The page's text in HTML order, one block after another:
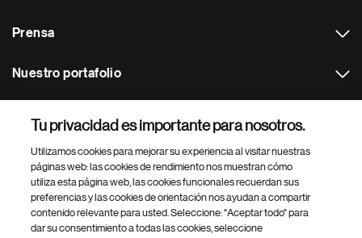
Prensa
Nuestro portafolio
Footer Site Search
Tu privacidad es importante para nosotros.
Utilizamos cookies para mejorar su experiencia al visitar nuestras
páginas web: las cookies de rendimiento nos muestran cómo
utiliza esta página web, las cookies funcionales recuerdan sus
preferencias y las cookies de orientación nos ayudan a compartir
contenido relevante para usted. Seleccione: "Aceptar todo" para
dar su consentimiento a todas las cookies, seleccione